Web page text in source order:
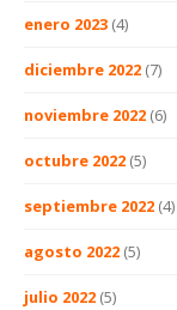
enero 2023 (4)
diciembre 2022 (7)
noviembre 2022 (6)
octubre 2022 (5)
septiembre 2022 (4)
agosto 2022 (5)
julio 2022 (5)